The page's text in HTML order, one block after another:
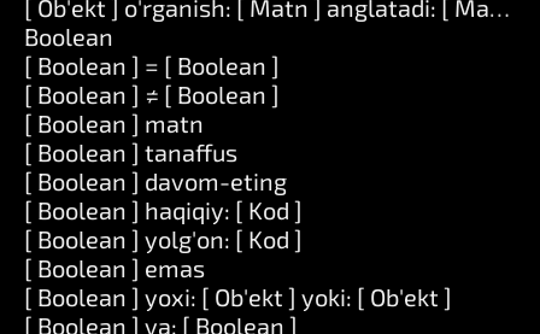
[ Ob'ekt ] o'rganish: [ Matn ] anglatadi: [ Matn ]
Boolean
[ Boolean ] = [ Boolean ]
[ Boolean ] ≠ [ Boolean ]
[ Boolean ] matn
[ Boolean ] tanaffus
[ Boolean ] davom-eting
[ Boolean ] haqiqiy: [ Kod ]
[ Boolean ] yolg'on: [ Kod ]
[ Boolean ] emas
[ Boolean ] yoxi: [ Ob'ekt ] yoki: [ Ob'ekt ]
[ Boolean ] va: [ Boolean ]